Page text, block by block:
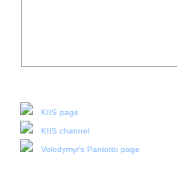
KIIS page
KIIS channel
Volodymyr's Paniotto page